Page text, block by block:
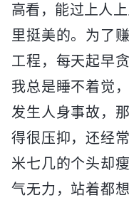
高看，能过上人
里挺美的。为了
工程，每天起早
我总是睡不着觉
发生人身事故，
得很压抑，还经
米七几的个头却
气无力，站着都